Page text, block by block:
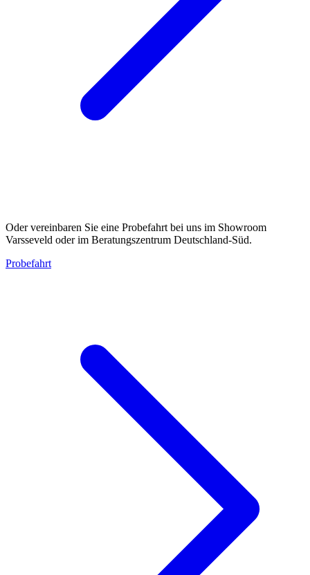
Oder vereinbaren Sie eine Probefahrt bei uns im Showroom
Varsseveld oder im Beratungszentrum Deutschland-Süd.
Probefahrt